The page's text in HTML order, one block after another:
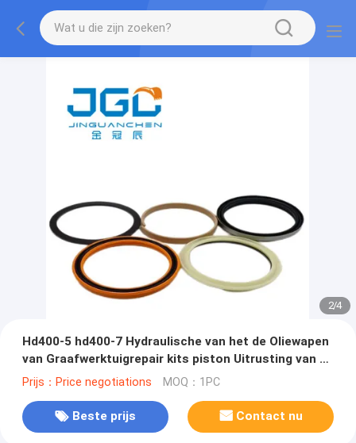
2/4
Hd400-5 hd400-7 Hydraulische van het de Oliewapen
van Graafwerktuigrepair kits piston Uitrusting van de
de Cilinderverbinding
Prijs：Price negotiations MOQ：1PC
Beste prijs Contact nu